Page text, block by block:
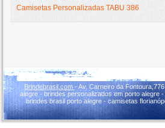
Camisetas Personalizadas TABU 386
Brindebrasil.com - Av. Carneiro da
alegre - brindes personalizados em porto alegre
brindes brasil porto alegre - camisetas